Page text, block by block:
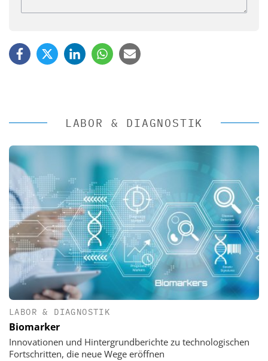
LABOR & DIAGNOSTIK
LABOR & DIAGNOSTIK
Biomarker
Innovationen und Hintergrundberichte zu technologischen
Fortschritten, die neue Wege eröffnen